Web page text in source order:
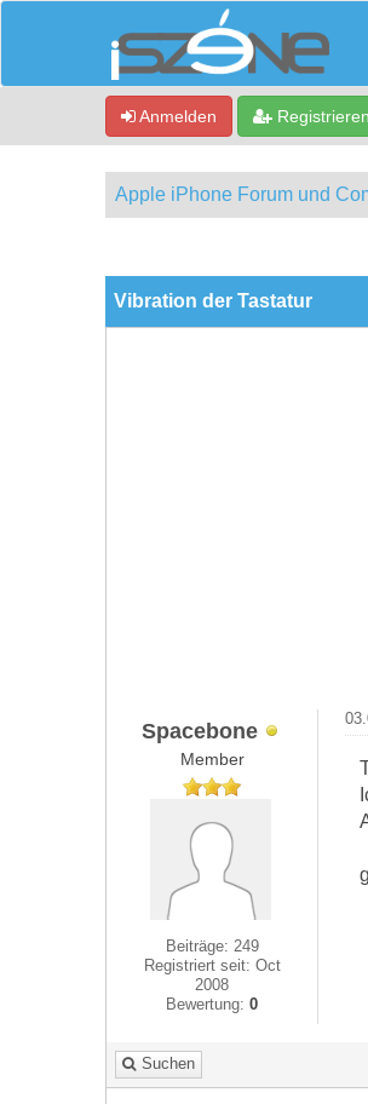
Anmelden Registrieren
Apple iPhone Forum und
Vibration der Tastatur
Spacebone
Member
Beiträge: 249
Registriert seit: Oct
2008
Bewertung:0
Suchen